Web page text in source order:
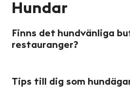
Hundar
Finns det hundvänliga
restauranger?
Tips till dig som